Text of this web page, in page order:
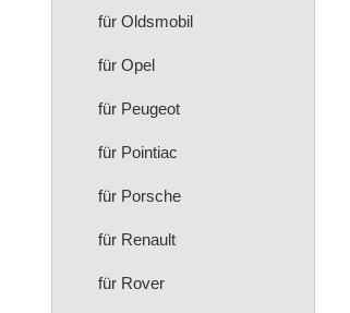
für Oldsmobil
für Opel
für Peugeot
für Pointiac
für Porsche
für Renault
für Rover